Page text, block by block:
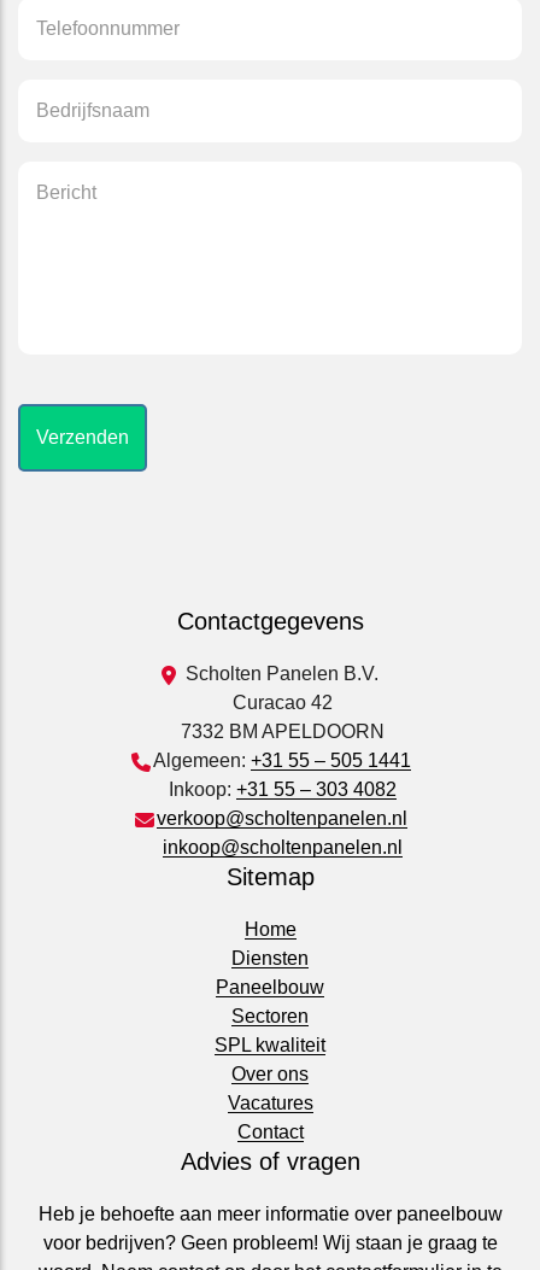
Contactgegevens
Scholten Panelen B.V.
Curacao 42
7332 BM APELDOORN
Algemeen: +31 55 – 505 1441
Inkoop: +31 55 – 303 4082
verkoop@scholtenpanelen.nl
inkoop@scholtenpanelen.nl
Sitemap
Home
Diensten
Paneelbouw
Sectoren
SPL kwaliteit
Over ons
Vacatures
Contact
Advies of vragen
Heb je behoefte aan meer informatie over paneelbouw
voor bedrijven? Geen probleem! Wij staan je graag te